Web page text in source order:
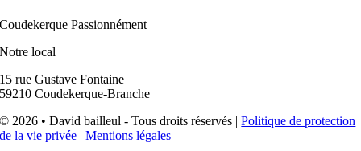
Coudekerque Passionnément
Notre local
15 rue Gustave Fontaine
59210 Coudekerque-Branche
© 2026 • David bailleul - Tous droits réservés |Politique de protection
de la vie privée |Mentions légales